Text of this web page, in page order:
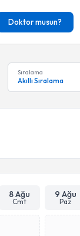
Doktor musun?
Sıralama
Akıllı Sıralama
8 Ağu
Cmt
9 Ağu
Paz